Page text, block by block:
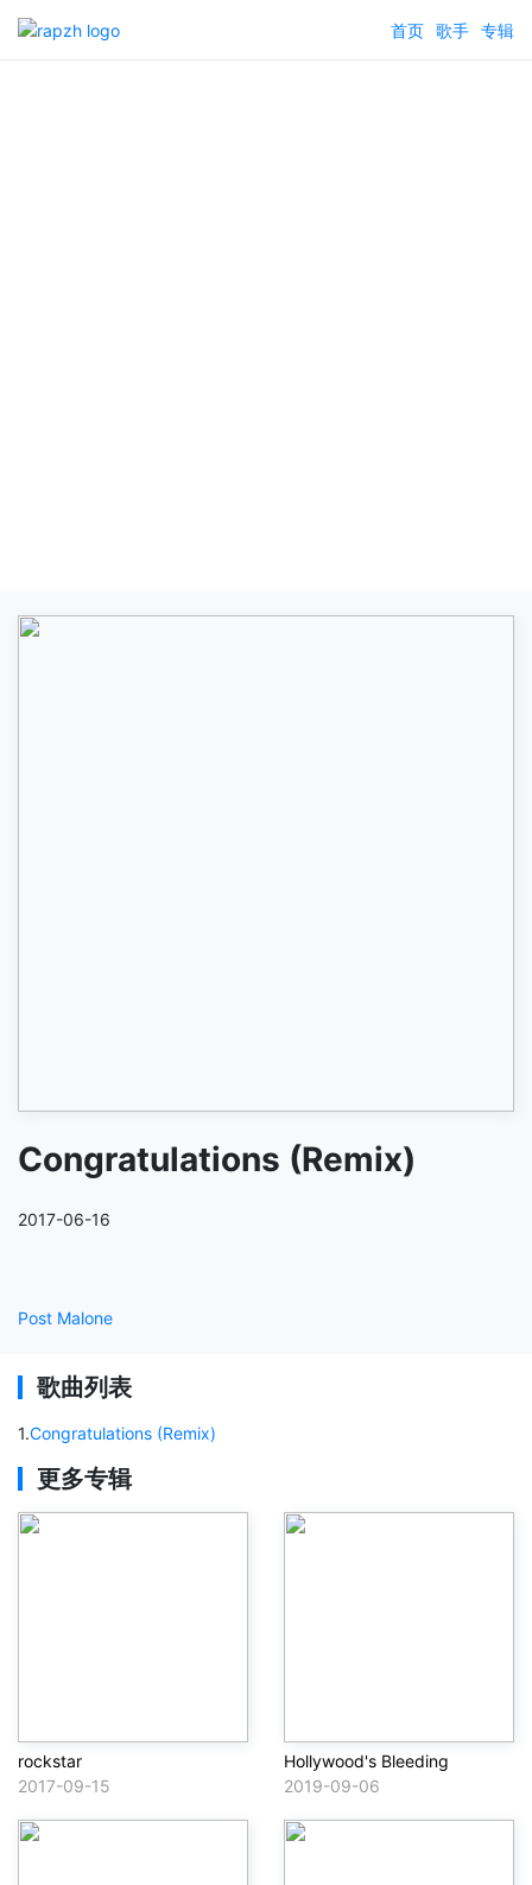
首页 歌手 专辑
Congratulations (Remix)
2017-06-16
Post Malone
歌曲列表
1.Congratulations (Remix)
更多专辑
rockstar
2017-09-15
Hollywood's Bleeding
2019-09-06